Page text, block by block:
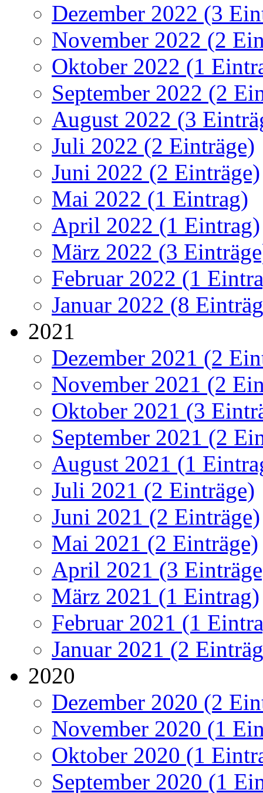
Dezember 2022 (3
November 2022 (2
Oktober 2022 (1
September 2022 (2
August 2022 (3
Juli 2022 (2 Einträge)
Juni 2022 (2 Einträge)
Mai 2022 (1 Eintrag)
April 2022 (1 Eintrag)
März 2022 (3
Februar 2022 (1
Januar 2022 (8
2021
Dezember 2021 (2
November 2021 (2
Oktober 2021 (3
September 2021 (2
August 2021 (1
Juli 2021 (2 Einträge)
Juni 2021 (2 Einträge)
Mai 2021 (2 Einträge)
April 2021 (3
März 2021 (1 Eintrag)
Februar 2021 (1
Januar 2021 (2
2020
Dezember 2020 (2
November 2020 (1
Oktober 2020 (1
September 2020 (1